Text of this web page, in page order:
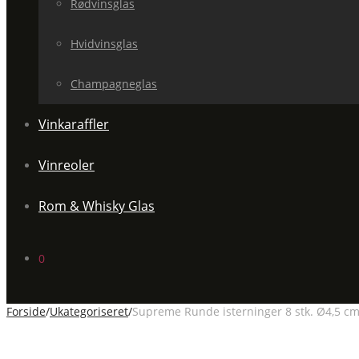
Rødvinsglas
Hvidvinsglas
Champagneglas
Vinkaraffler
Vinreoler
Rom & Whisky Glas
0
Forside/Ukategoriseret/Supreme Runde isterninger 8 stk. Ø4,5 cm